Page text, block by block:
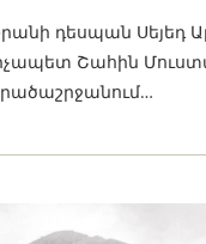
դեսպան Սեյեդ
Շահին